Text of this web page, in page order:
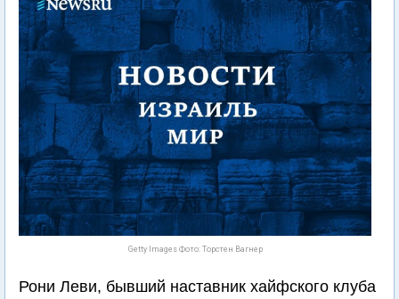
Getty Images Фото: Торстен Вагнер
Рони Леви, бывший наставник хайфского клуба